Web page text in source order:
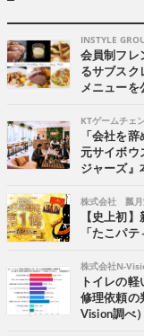
INSTYLE
会員制フレ
るサブスク
メニューを
KTゲームチェ
「会社を
元サイボウ
ジャーズ』
株式会社 瓢
【史上初
「たこパ
株式会社N-
トイレの
修理依頼の
Vision調べ）